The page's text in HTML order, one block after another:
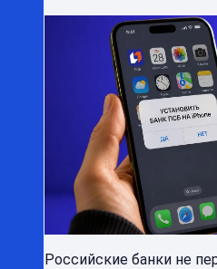
Российские банки не